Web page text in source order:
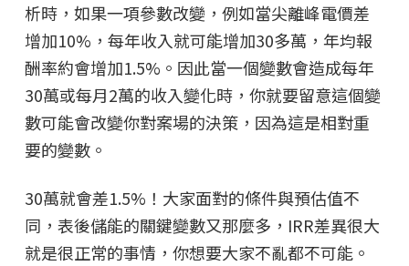
析時，如果一項參數改變，例如當尖離峰電價差
增加10%，每年收入就可能增加30多萬，年均報
酬率約會增加1.5%。因此當一個變數會造成每年
30萬或每月2萬的收入變化時，你就要留意這個變
數可能會改變你對案場的決策，因為這是相對重
要的變數。
30萬就會差1.5%！大家面對的條件與預估值不
同，表後儲能的關鍵變數又那麼多，IRR差異很大
就是很正常的事情，你想要大家不亂都不可能。